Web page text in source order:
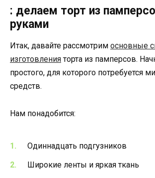
: делаем торт из
руками
Итак, давайте рассмотрим основные
изготовления торта из памперсов.
простого, для которого потребуется
средств.
Нам понадобится:
Одиннадцать подгузников
Широкие ленты и яркая ткань